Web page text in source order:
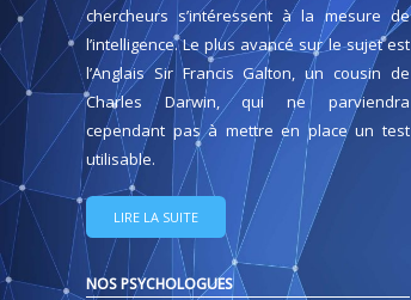
chercheurs s’intéressent à la mesure de
l’intelligence. Le plus avancé sur le sujet est
l’Anglais Sir Francis Galton, un cousin de
Charles Darwin, qui ne parviendra
cependant pas à mettre en place un test
utilisable.
LIRE LA SUITE
NOS PSYCHOLOGUES